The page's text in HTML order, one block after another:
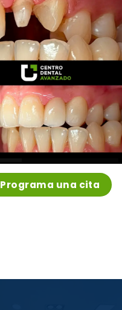
Programa una cita